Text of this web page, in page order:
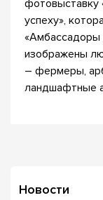
фотовыставку
успеху»,
«Амбассадоры
изображены
– фермеры,
ландшафтные
Новости